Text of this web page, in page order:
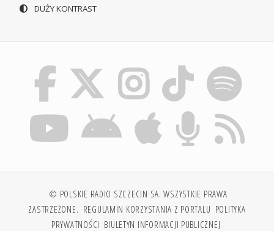
DUŻY KONTRAST
© POLSKIE RADIO SZCZECIN SA. WSZYSTKIE PRAWA
ZASTRZEŻONE. REGULAMIN KORZYSTANIA Z PORTALU POLITYKA
PRYWATNOŚCI BIULETYN INFORMACJI PUBLICZNEJ